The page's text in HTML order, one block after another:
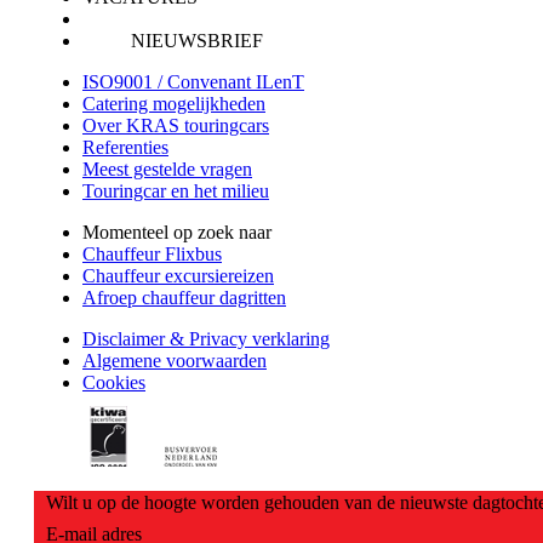
NIEUWSBRIEF
ISO9001 / Convenant ILenT
Catering mogelijkheden
Over KRAS touringcars
Referenties
Meest gestelde vragen
Touringcar en het milieu
Momenteel op zoek naar
Chauffeur Flixbus
Chauffeur excursiereizen
Afroep chauffeur dagritten
Disclaimer & Privacy verklaring
Algemene voorwaarden
Cookies
Wilt u op de hoogte worden gehouden van de nieuwste
E-mail adres